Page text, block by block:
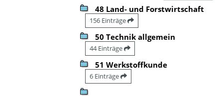
48 Land- und Forstwirtschaft
156 Einträge
50 Technik allgemein
44 Einträge
51 Werkstoffkunde
6 Einträge